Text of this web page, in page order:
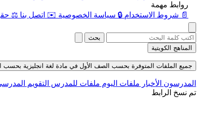
روابط مهمة
📄 شروط الاستخدام 🔒 سياسة الخصوصية ✉️ اتصل بنا ⚖️
بحث
المناهج الكويتية
جميع الملفات المتوفرة بحسب الصف الأول في مادة لغة انجليزية بحسب
المدرسون الأخبار ملفات اليوم ملفات للمدرس التقويم
تم نسخ الرابط